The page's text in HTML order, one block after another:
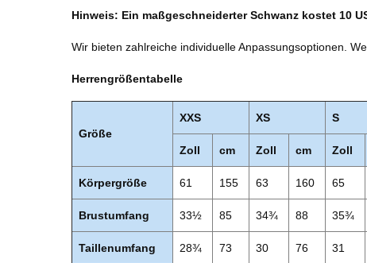
Hinweis: Ein maßgeschneiderter Schwanz kostet 10
Wir bieten zahlreiche individuelle Anpassungsoptionen.
Herrengrößentabelle
Größe
XXS XS S
Zoll cm Zoll cm Zoll
Körpergröße 61 155 63 160 65
Brustumfang 33½ 85 34¾ 88 35¾
Taillenumfang 28¾ 73 30 76 31